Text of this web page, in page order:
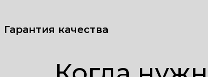
Гарантия качества